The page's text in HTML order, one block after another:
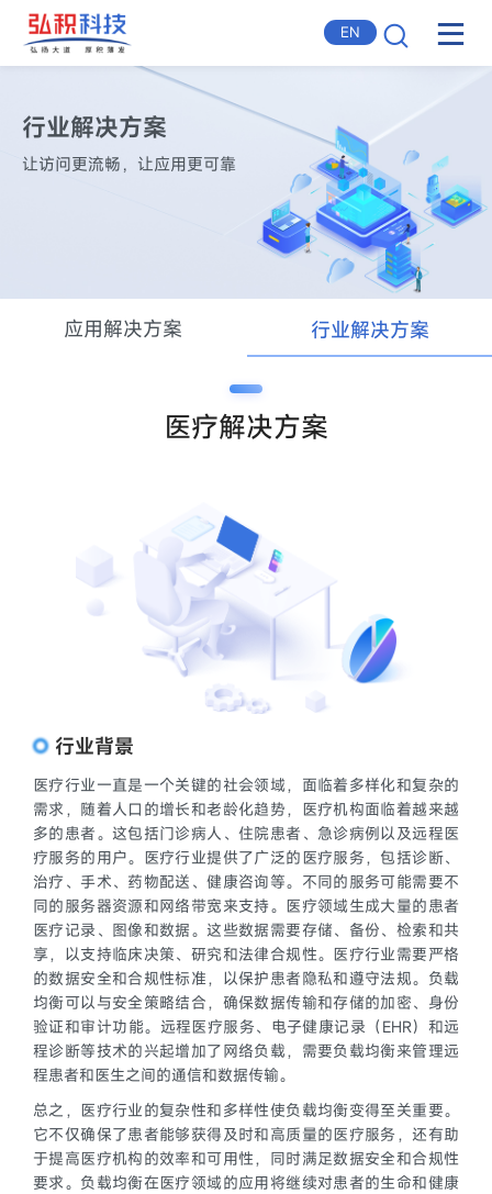
EN
行业解决方案
让访问更流畅，让应用更可靠
应用解决方案 行业解决方案
医疗解决方案
行业背景
医疗行业一直是一个关键的社会领域，面临着多样化和复杂的
需求，随着人口的增长和老龄化趋势，医疗机构面临着越来越
多的患者。这包括门诊病人、住院患者、急诊病例以及远程医
疗服务的用户。医疗行业提供了广泛的医疗服务，包括诊断、
治疗、手术、药物配送、健康咨询等。不同的服务可能需要不
同的服务器资源和网络带宽来支持。医疗领域生成大量的患者
医疗记录、图像和数据。这些数据需要存储、备份、检索和共
享，以支持临床决策、研究和法律合规性。医疗行业需要严格
的数据安全和合规性标准，以保护患者隐私和遵守法规。负载
均衡可以与安全策略结合，确保数据传输和存储的加密、身份
验证和审计功能。远程医疗服务、电子健康记录（EHR）和远
程诊断等技术的兴起增加了网络负载，需要负载均衡来管理远
程患者和医生之间的通信和数据传输。
总之，医疗行业的复杂性和多样性使负载均衡变得至关重要。
它不仅确保了患者能够获得及时和高质量的医疗服务，还有助
于提高医疗机构的效率和可用性，同时满足数据安全和合规性
要求。负载均衡在医疗领域的应用将继续对患者的生命和健康